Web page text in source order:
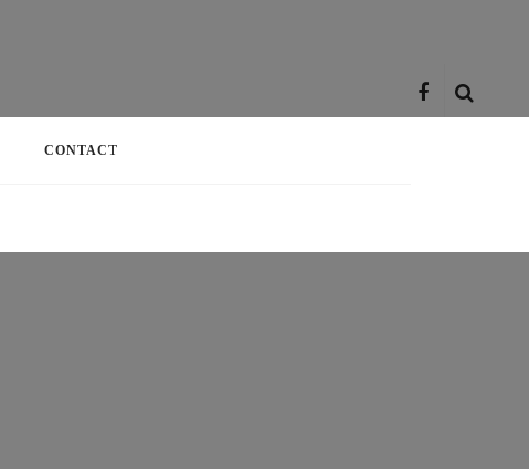
CONTACT